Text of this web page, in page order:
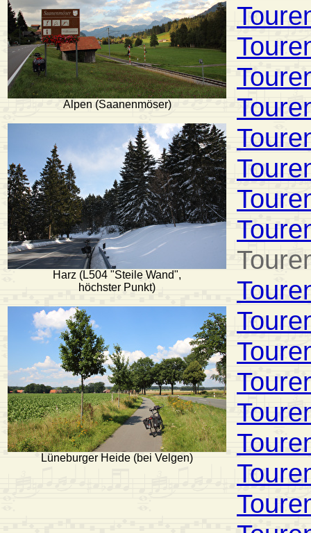
Alpen (Saanenmöser)
Harz (L504 "Steile Wand",
höchster Punkt)
Lüneburger Heide (bei Velgen)